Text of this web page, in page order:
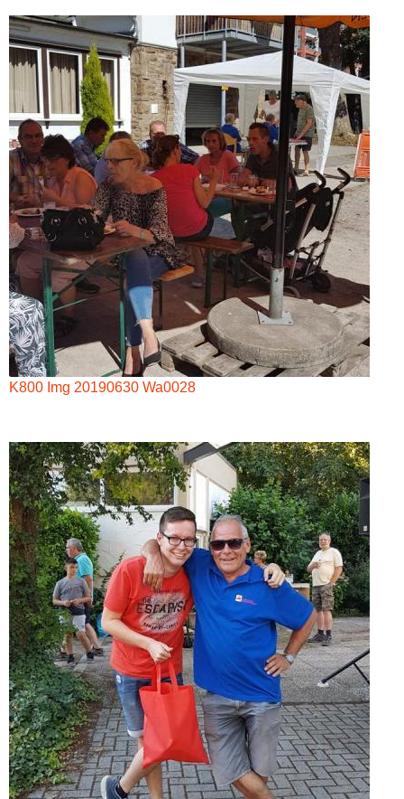
K800 Img 20190630 Wa0028